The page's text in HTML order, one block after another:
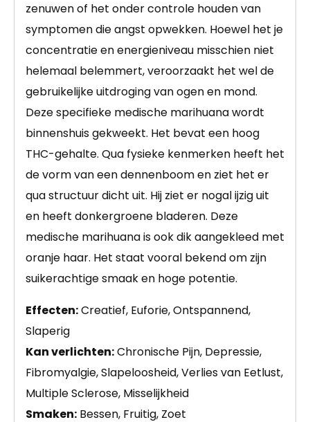
zenuwen of het onder controle houden van
symptomen die angst opwekken. Hoewel het je
concentratie en energieniveau misschien niet
helemaal belemmert, veroorzaakt het wel de
gebruikelijke uitdroging van ogen en mond.
Deze specifieke medische marihuana wordt
binnenshuis gekweekt. Het bevat een hoog
THC-gehalte. Qua fysieke kenmerken heeft het
de vorm van een dennenboom en ziet het er
qua structuur dicht uit. Hij ziet er nogal ijzig uit
en heeft donkergroene bladeren. Deze
medische marihuana is ook dik aangekleed met
oranje haar. Het staat vooral bekend om zijn
suikerachtige smaak en hoge potentie.
Effecten:Creatief, Euforie, Ontspannend,
Slaperig
Kan verlichten:Chronische Pijn, Depressie,
Fibromyalgie, Slapeloosheid, Verlies van Eetlust,
Multiple Sclerose, Misselijkheid
Smaken: Bessen, Fruitig, Zoet